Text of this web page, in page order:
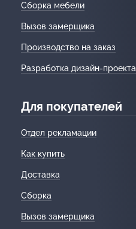
Сборка мебели
Вызов замерщика
Производство на заказ
Разработка дизайн-проекта
Для покупателей
Отдел рекламации
Как купить
Доставка
Сборка
Вызов замерщика